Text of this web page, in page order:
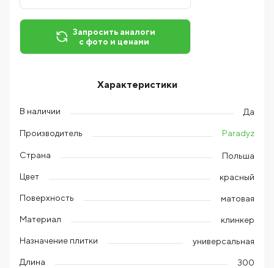
Запросить аналоги
с фото и ценами
Характеристики
В наличии Да
Производитель Paradyz
Страна Польша
Цвет красный
Поверхность матовая
Материал клинкер
Назначение плитки универсальная
Длина 300